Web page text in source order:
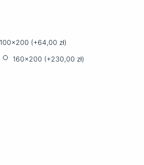
100x200 (+64,00 zł)
160x200 (+230,00 zł)